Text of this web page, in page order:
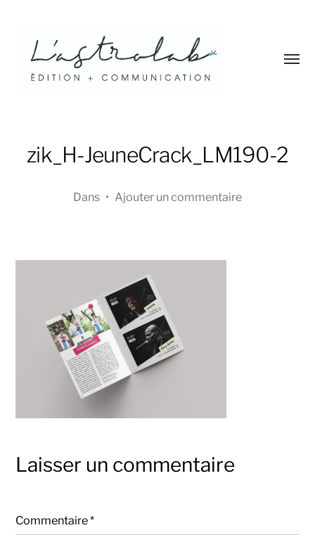
zik_H-JeuneCrack_LM190-2
Dans • Ajouter un commentaire
Laisser un commentaire
Commentaire*